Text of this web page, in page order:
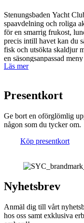
Stenungsbaden Yacht
spaavdelning och roliga
för en smarrig frukost,
precis intill havet kan du
fisk och utsökta skaldjur
en säsongsanpassad
och som tillagas med stor
kunna erbjuda goda
Läs mer
Presentkort
Ge bort en oförglömlig
någon som du tycker om.
Köp presentkort
Nyhetsbrev
Anmäl dig till vårt
hos oss samt exklusiva